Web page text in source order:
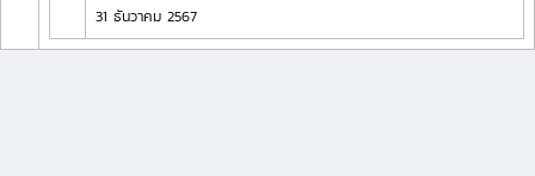
31 ธันวาคม 2567